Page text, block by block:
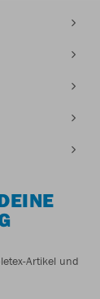
Artikel und